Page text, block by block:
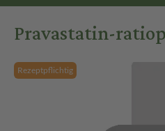
Pravastatin-
Rezeptpflichtig